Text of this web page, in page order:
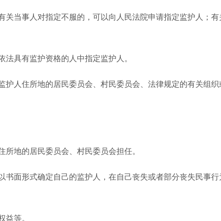
当事人对指定不服的，可以向人民法院申请指定监护人；有
具有监护资格的人中指定监护人。
人住所地的居民委员会、村民委员会、法律规定的有关组
地的居民委员会、村民委员会担任。
面形式确定自己的监护人，在自己丧失或者部分丧失民事行
等。